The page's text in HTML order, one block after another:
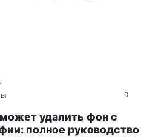
0
удалить фон с
полное руководство